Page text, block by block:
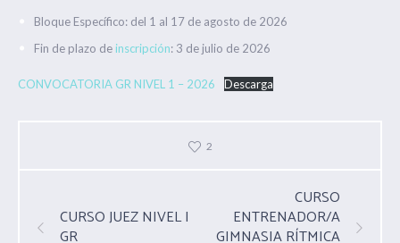
Bloque Específico: del 1 al 17 de agosto de 2026
Fin de plazo de inscripción: 3 de julio de 2026
CONVOCATORIA GR NIVEL 1 – 2026 Descarga
2
CURSO JUEZ NIVEL I
GR
CURSO
ENTRENADOR/A
GIMNASIA RÍTMICA